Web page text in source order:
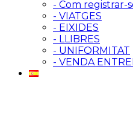
- Com registrar-
- VIATGES
- EIXIDES
- LLIBRES
- UNIFORMITAT
- VENDA